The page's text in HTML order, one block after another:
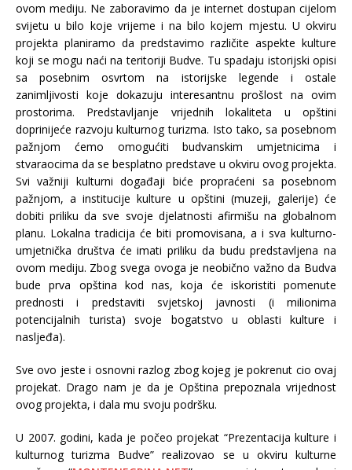
ovom mediju. Ne zaboravimo da je internet dostupan cijelom
svijetu u bilo koje vrijeme i na bilo kojem mjestu. U okviru
projekta planiramo da predstavimo različite aspekte kulture
koji se mogu naći na teritoriji Budve. Tu spadaju istorijski opisi
sa posebnim osvrtom na istorijske legende i ostale
zanimljivosti koje dokazuju interesantnu prošlost na ovim
prostorima. Predstavljanje vrijednih lokaliteta u opštini
doprinijeće razvoju kulturnog turizma. Isto tako, sa posebnom
pažnjom ćemo omogućiti budvanskim umjetnicima i
stvaraocima da se besplatno predstave u okviru ovog projekta.
Svi važniji kulturni događaji biće propraćeni sa posebnom
pažnjom, a institucije kulture u opštini (muzeji, galerije) će
dobiti priliku da sve svoje djelatnosti afirmišu na globalnom
planu. Lokalna tradicija će biti promovisana, a i sva kulturno-
umjetnička društva će imati priliku da budu predstavljena na
ovom mediju. Zbog svega ovoga je neobično važno da Budva
bude prva opština kod nas, koja će iskoristiti pomenute
prednosti i predstaviti svjetskoj javnosti (i milionima
potencijalnih turista) svoje bogatstvo u oblasti kulture i
nasljeđa).
Sve ovo jeste i osnovni razlog zbog kojeg je pokrenut cio ovaj
projekat. Drago nam je da je Opština prepoznala vrijednost
ovog projekta, i dala mu svoju podršku.
U 2007. godini, kada je počeo projekat “Prezentacija kulture i
kulturnog turizma Budve” realizovao se u okviru kulturne